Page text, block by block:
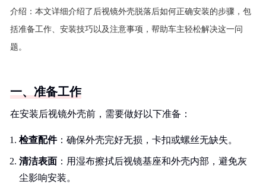
介绍： 本文详细介绍了后视镜外壳脱落后如何正确安装的步骤，包
括准备工作、安装技巧以及注意事项，帮助车主轻松解决这一问
题。
一、准备工作
在安装后视镜外壳前，需要做好以下准备：
检查配件：确保外壳完好无损，卡扣或螺丝无缺失。
清洁表面 ：用湿布擦拭后视镜基座和外壳内部，避免灰
尘影响安装。